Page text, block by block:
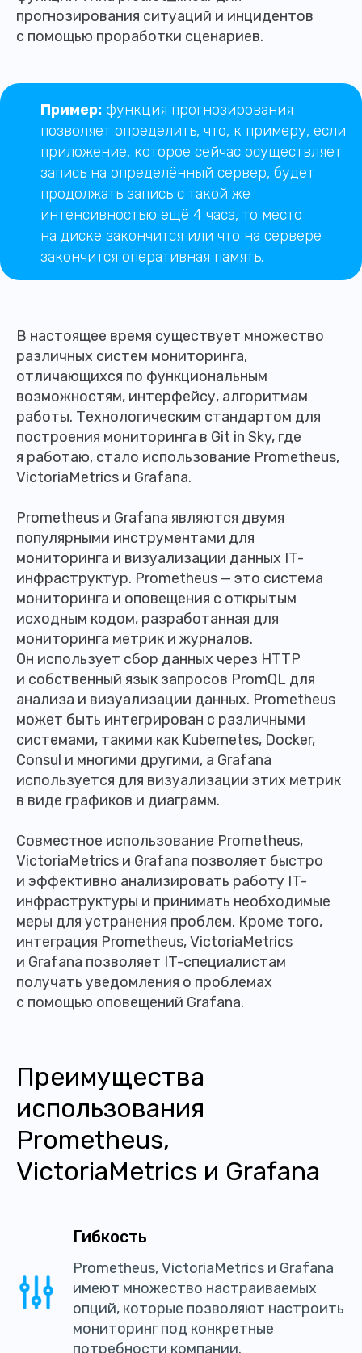
прогнозирования ситуаций и инцидентов
с помощью проработки сценариев.
Пример: функция прогнозирования
позволяет определить, что, к примеру, если
приложение, которое сейчас осуществляет
запись на определённый сервер, будет
продолжать запись с такой же
интенсивностью ещё 4 часа, то место
на диске закончится или что на сервере
закончится оперативная память.
В настоящее время существует множество
различных систем мониторинга,
отличающихся по функциональным
возможностям, интерфейсу, алгоритмам
работы. Технологическим стандартом для
построения мониторинга в Git in Sky, где
я работаю, стало использование Prometheus,
VictoriaMetrics и Grafana.
Prometheus и Grafana являются двумя
популярными инструментами для
мониторинга и визуализации данных IT-
инфраструктур. Prometheus — это система
мониторинга и оповещения с открытым
исходным кодом, разработанная для
мониторинга метрик и журналов.
Он использует сбор данных через HTTP
и собственный язык запросов PromQL для
анализа и визуализации данных. Prometheus
может быть интегрирован с различными
системами, такими как Kubernetes, Docker,
Consul и многими другими, а Grafana
используется для визуализации этих метрик
в виде графиков и диаграмм.
Совместное использование Prometheus,
VictoriaMetrics и Grafana позволяет быстро
и эффективно анализировать работу IT-
инфраструктуры и принимать необходимые
меры для устранения проблем. Кроме того,
интеграция Prometheus, VictoriaMetrics
и Grafana позволяет IT-специалистам
получать уведомления о проблемах
с помощью оповещений Grafana.
Преимущества
использования
Prometheus,
VictoriaMetrics и Grafana
Гибкость
Prometheus, VictoriaMetrics и Grafana
имеют множество настраиваемых
опций, которые позволяют настроить
мониторинг под конкретные
потребности компании.